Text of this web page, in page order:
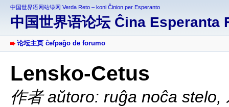
中国世界语网站绿网 Verda Reto – koni Ĉinion per Esperanto
中国世界语论坛 Ĉina Esperanta
论坛主页 ĉefpaĝo de forumo
Lensko-Cetus
作者 aŭtoro: ruĝa noĉa stelo,